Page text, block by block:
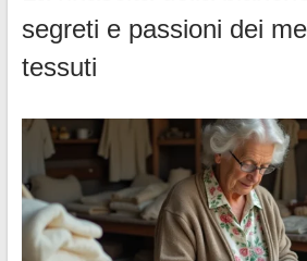
segreti e passioni dei
tessuti